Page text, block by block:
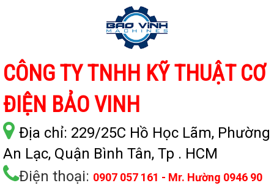
CÔNG TY TNHH KỸ THUẬT CƠ
ĐIỆN BẢO VINH
Địa chỉ: 229/25C Hồ Học Lãm, Phường
An Lạc, Quận Bình Tân, Tp . HCM
Điện thoại: 0907 057 161 - Mr. Hường 0946 90